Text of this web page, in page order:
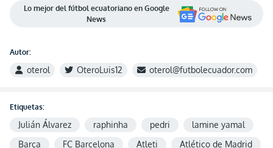
Lo mejor del fútbol ecuatoriano en Google
News
Autor:
oterol OteroLuis12 oterol@futbolecuador.com
Etiquetas:
Julián Álvarez raphinha pedri
lamine yamal
Barça
FC Barcelona Atleti Atlético de Madrid